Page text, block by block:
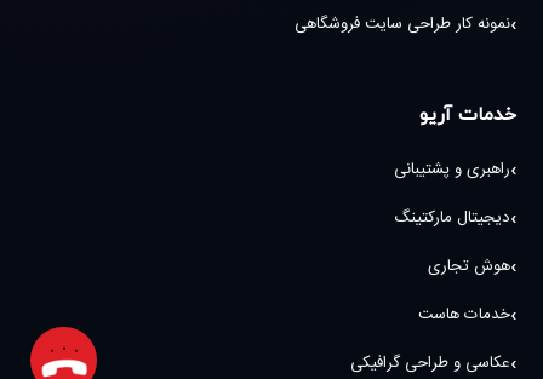
نمونه کار طراحی سایت فروشگاهی
خدمات آریو
راهبری و پشتیبانی
دیجیتال مارکتینگ
هوش تجاری
خدمات هاست
عکاسی و طراحی گرافیکی